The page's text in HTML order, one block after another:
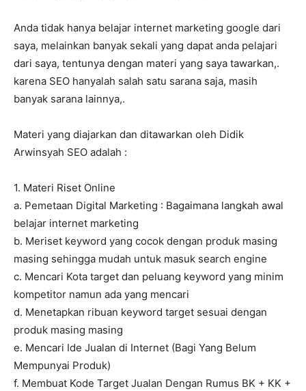
Anda tidak hanya belajar internet marketing google dari
saya, melainkan banyak sekali yang dapat anda pelajari
dari saya, tentunya dengan materi yang saya tawarkan,.
karena SEO hanyalah salah satu sarana saja, masih
banyak sarana lainnya,.
Materi yang diajarkan dan ditawarkan oleh Didik
Arwinsyah SEO adalah :
1. Materi Riset Online
a. Pemetaan Digital Marketing : Bagaimana langkah awal
belajar internet marketing
b. Meriset keyword yang cocok dengan produk masing
masing sehingga mudah untuk masuk search engine
c. Mencari Kota target dan peluang keyword yang minim
kompetitor namun ada yang mencari
d. Menetapkan ribuan keyword target sesuai dengan
produk masing masing
e. Mencari Ide Jualan di Internet (Bagi Yang Belum
Mempunyai Produk)
f. Membuat Kode Target Jualan Dengan Rumus BK + KK +